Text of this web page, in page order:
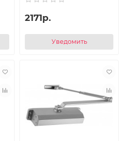
2171р.
Уведомить